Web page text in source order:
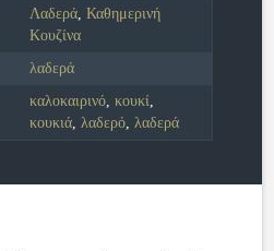
Λαδερά, Καθημερινή
Κουζίνα
λαδερά
καλοκαιρινό, κουκί,
κουκιά, λαδερό, λαδερά